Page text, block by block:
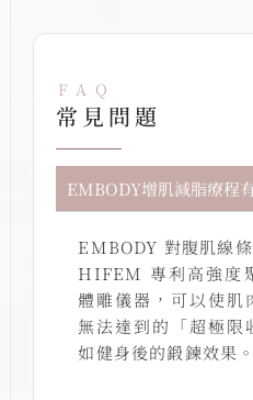
FAQ
常見問題
EMBODY增肌減脂療程
EMBODY 對腹肌線
HIFEM 專利高強度
體雕儀器，可以使肌
無法達到的「超極限
如健身後的鍛鍊效果。